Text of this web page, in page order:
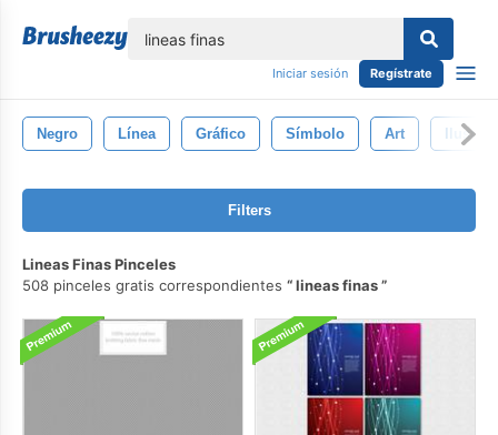
Iniciar sesión Regístrate
Negro Línea Gráfico Símbolo Art
Filters
Lineas Finas Pinceles
508 pinceles gratis correspondientes
lineas finas